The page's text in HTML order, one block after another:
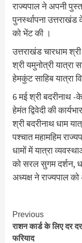
राज्यपाल ने अपनी
पुनर्स्थापना
को भेंट की ।
उत्तराखंड चारधाम
श्री यमुनोत्री यात्रा
हेमकुंट साहिब यात्रा
6 मई श्री बदरीनाथ -
हेमंत द्विवेदी की
श्री बदरीनाथ धाम
पश्चात महामहिम
धामों में यात्रा
को सरल सुगम दर्शन,
अध्यक्ष ने राज्यपाल
Continue
Reading
Previous
राशन कार्ड के लिए दर
फरियाद